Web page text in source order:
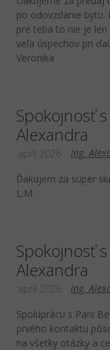
po odovzdanie bytu.
pre teba to nie je
veľa úspechov pri
Veronika
Spokojnosť
Alexandra
Ing.
apríl 2026
Ďakujem za super
L.M.
Spokojnosť
Alexandra
Ing.
apríl 2026
Spoluprácu s Pani
prvého kontaktu
na všetky otázky a